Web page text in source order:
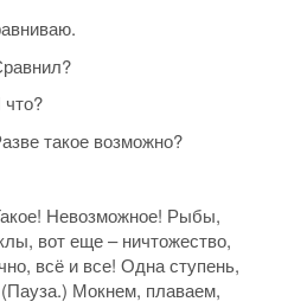
возможно?
Рыбы,
вот еще – ничтожество,
всё и все! Одна ступень,
Мокнем, плаваем,